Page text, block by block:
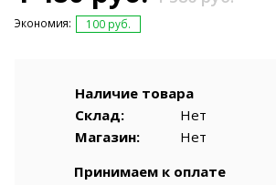
Экономия: 100 руб.
Наличие товара
Склад:
Нет
Магазин:
Нет
Принимаем к оплате